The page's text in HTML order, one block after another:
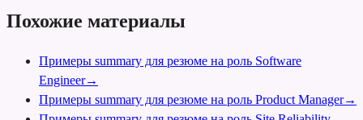
Похожие материалы
Примеры summary для резюме на роль Software
Engineer→
Примеры summary для резюме на роль Product Manager→